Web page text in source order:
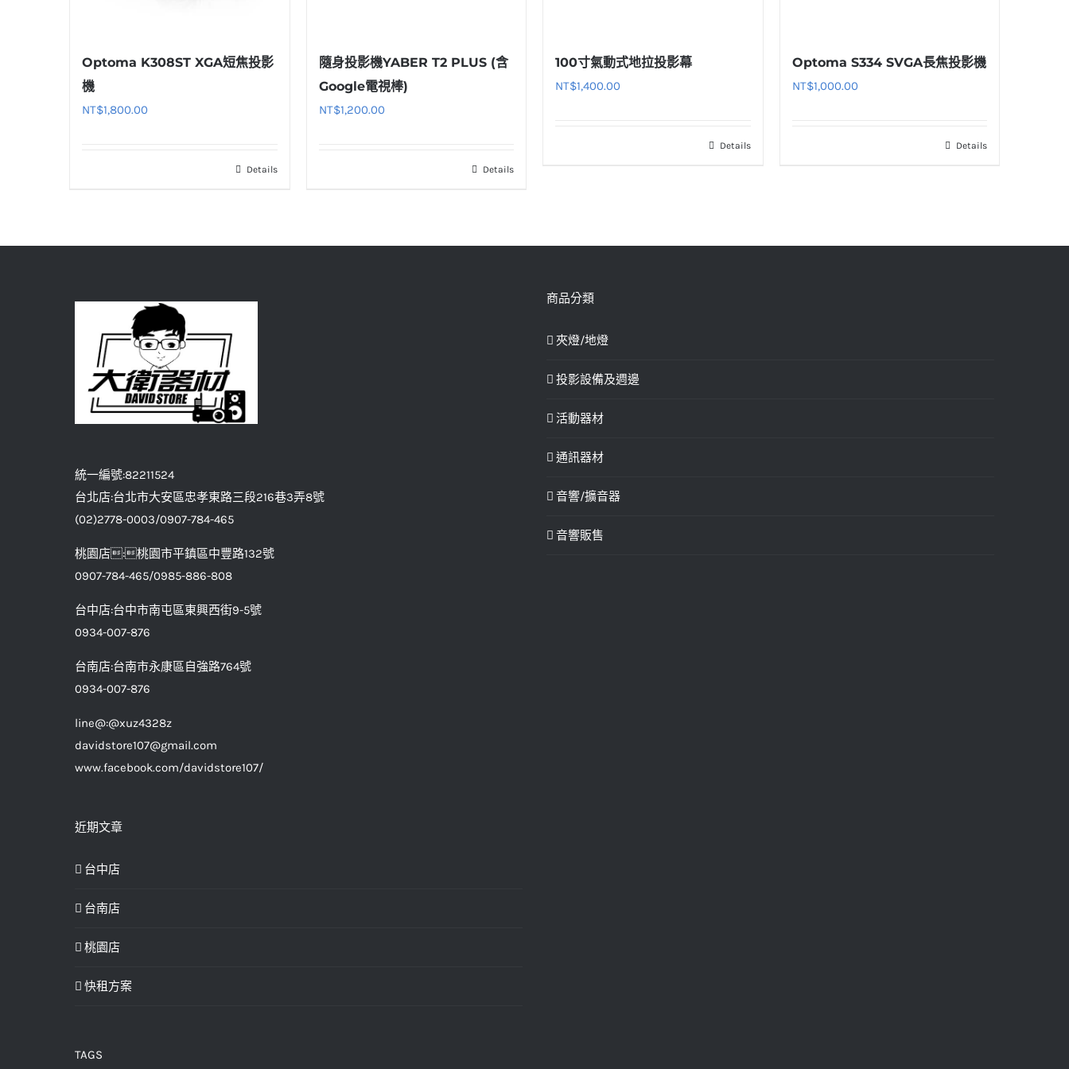
Optoma K308ST XGA短焦投影
機
NT$1,800.00
Details
隨身投影機YABER T2 PLUS (含
Google電視棒)
NT$1,200.00
Details
100寸氣動式地拉投影幕
NT$1,400.00
Details
Optoma S334 SVGA長焦投影機
NT$1,000.00
Details
統一編號:82211524
台北店:台北市大安區忠孝東路三段216巷3弄8號
(02)2778-0003/0907-784-465
桃園店:桃園市平鎮區中豐路132號
0907-784-465/0985-886-808
台中店:台中市南屯區東興西街9-5號
0934-007-876
台南店:台南市永康區自強路764號
0934-007-876
line@:@xuz4328z
davidstore107@gmail.com
www.facebook.com/davidstore107/
近期文章
台中店
台南店
桃園店
快租方案
TAGS
商品分類
夾燈/地燈
投影設備及週邊
活動器材
通訊器材
音響/擴音器
音響販售